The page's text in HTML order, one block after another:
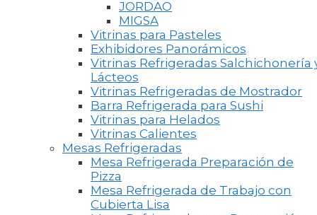
JORDAO
MIGSA
Vitrinas para Pasteles
Exhibidores Panorámicos
Vitrinas Refrigeradas Salchichonería
Lácteos
Vitrinas Refrigeradas de Mostrador
Barra Refrigerada para Sushi
Vitrinas para Helados
Vitrinas Calientes
Mesas Refrigeradas
Mesa Refrigerada Preparación de
Pizza
Mesa Refrigerada de Trabajo con
Cubierta Lisa